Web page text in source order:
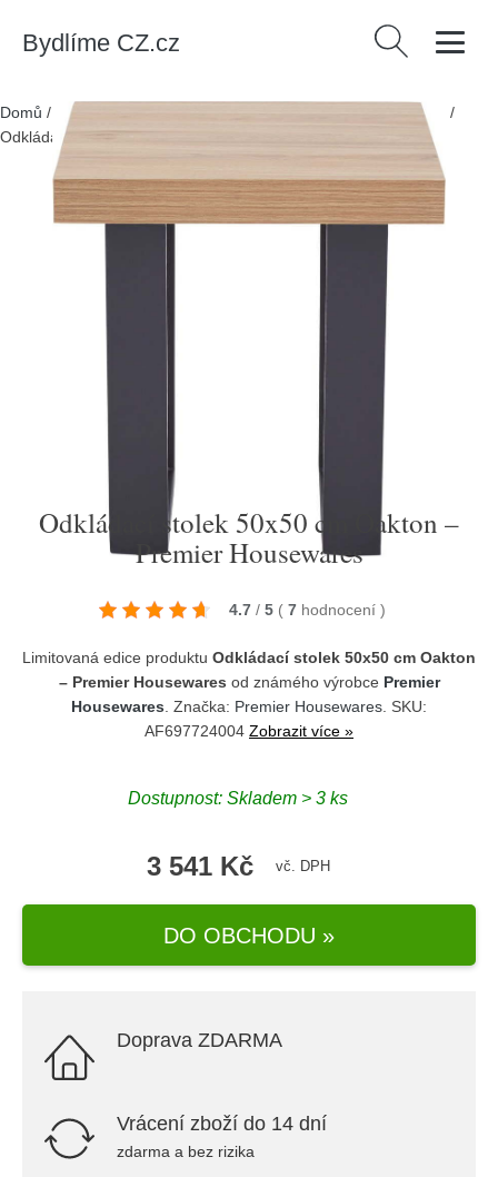
Bydlíme CZ.cz Vyhledávání
Domů / Produkty > Nábytek > Stoly a stolky > Odkládací stolky
/
Odkládací stolek 50x50 cm Oakton – Premier Housewares
Odkládací stolek 50x50 cm Oakton –
Premier Housewares
4.7 / 5 ( 7 hodnocení )
Limitovaná edice produktu Odkládací stolek 50x50 cm Oakton
– Premier Housewares od známého výrobce Premier
Housewares . Značka: Premier Housewares . SKU:
AF697724004 Zobrazit více »
Dostupnost: Skladem > 3 ks
3 541 Kč vč. DPH
DO OBCHODU »
Doprava ZDARMA
Vrácení zboží do 14 dní
zdarma a bez rizika